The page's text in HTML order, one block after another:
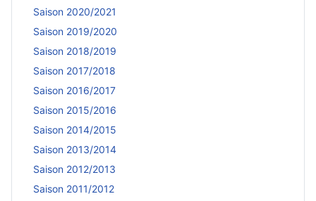
Saison 2020/2021
Saison 2019/2020
Saison 2018/2019
Saison 2017/2018
Saison 2016/2017
Saison 2015/2016
Saison 2014/2015
Saison 2013/2014
Saison 2012/2013
Saison 2011/2012